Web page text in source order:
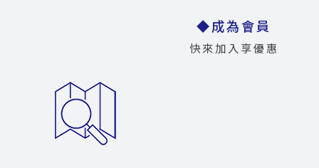
◆成為會員
快來加入享優惠